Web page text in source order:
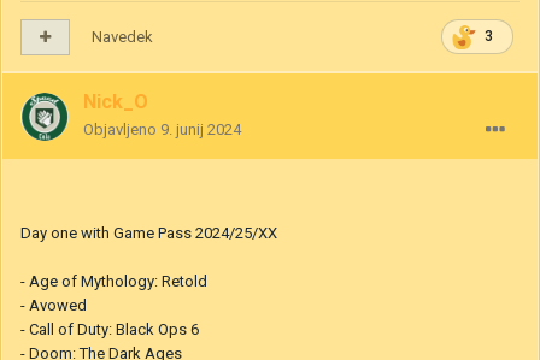
3
Navedek
Nick_O
Objavljeno 9. junij 2024
Day one with Game Pass 2024/25/XX
- Age of Mythology: Retold
- Avowed
- Call of Duty: Black Ops 6
- Doom: The Dark Ages